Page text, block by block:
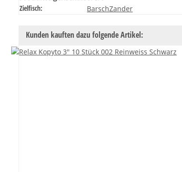
Zielfisch:
BarschZander
Kunden kauften dazu folgende Artikel: